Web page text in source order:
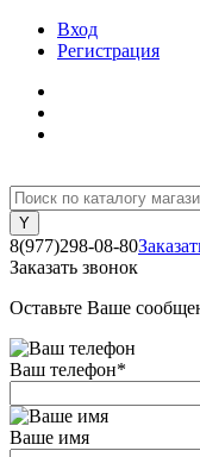
Вход
Регистрация
8(977)298-08-80
Заказать звонок
Оставьте Ваше
Ваш телефон*
Ваше имя